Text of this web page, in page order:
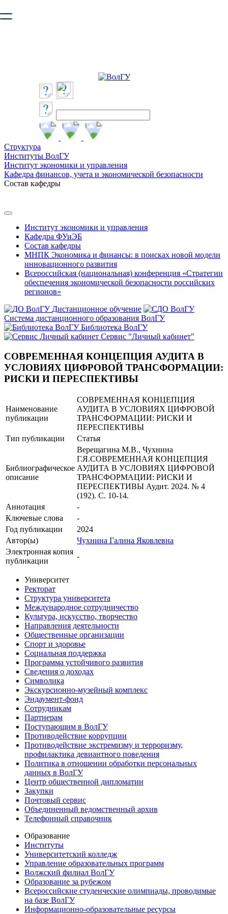
безопасную работу с сайтом. Пожалуйста
Структура
Институты ВолГУ
Институт экономики и управления
Кафедра финансов, учета и экономической безопасности
Состав кафедры
Институт экономики и управления
Кафедра ФУиЭБ
Состав кафедры
МНПК Экономика и финансы: в поисках новой модели
инновационного развития
Всероссийская (национальная) конференция «Стратегии
обеспечения экономической безопасности российских
регионов»
Дистанционное обучение
Система дистанционного образования ВолГУ
Библиотека ВолГУ
Сервис "Личный кабинет"
СОВРЕМЕННАЯ КОНЦЕПЦИЯ АУДИТА В
УСЛОВИЯХ ЦИФРОВОЙ ТРАНСФОРМАЦИИ:
РИСКИ И ПЕРЕСПЕКТИВЫ
Наименование
публикации
СОВРЕМЕННАЯ КОНЦЕПЦИЯ
АУДИТА В УСЛОВИЯХ ЦИФРОВОЙ
ТРАНСФОРМАЦИИ: РИСКИ И
ПЕРЕСПЕКТИВЫ
Тип публикации
Статья
Библиографическое
описание
Верещагина М.В., Чухнина
Г.Я.СОВРЕМЕННАЯ КОНЦЕПЦИЯ
АУДИТА В УСЛОВИЯХ ЦИФРОВОЙ
ТРАНСФОРМАЦИИ: РИСКИ И
ПЕРЕСПЕКТИВЫ Аудит. 2024. № 4
(192). С. 10-14.
Аннотация
-
Ключевые cлова
-
Год публикации
2024
Автор(ы)
Чухнина Галина Яковлевна
Электронная копия
публикации
-
Университет
Ректорат
Структура университета
Международное сотрудничество
Культура, искусство, творчество
Направления деятельности
Общественные организации
Спорт и здоровье
Социальная поддержка
Программа устойчивого развития
Сведения о доходах
Символика
Экскурсионно-музейный комплекс
Эндаумент-фонд
Сотрудникам
Партнерам
Поступающим в ВолГУ
Противодействие коррупции
Противодействие экстремизму и терроризму,
профилактика девиантного поведения
Политика в отношении обработки персональных
данных в ВолГУ
Центр общественной дипломатии
Закупки
Почтовый сервис
Объединенный ведомственный архив
Телефонный справочник
Образование
Институты
Университетский колледж
Управление образовательных программ
Волжский филиал ВолГУ
Образование за рубежом
Всероссийские студенческие олимпиады, проводимые
на базе ВолГУ
Информационно-образовательные ресурсы